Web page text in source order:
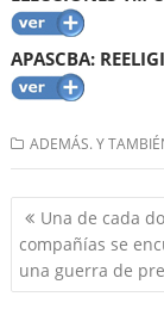
APASCBA:
ADEMÁS. Y
Navegación
de
entradas
Una de cada
compañías se
una guerra de